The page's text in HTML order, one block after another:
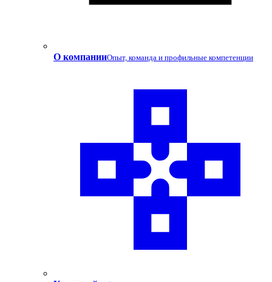
О компанииОпыт, команда и профильные компетенции